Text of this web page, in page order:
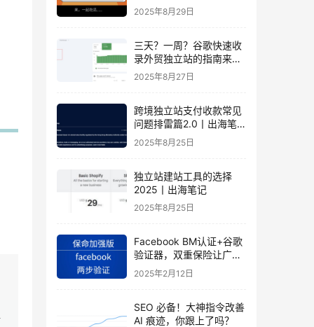
2025年8月29日
三天？一周？谷歌快速收
录外贸独立站的指南来
了！丨出海笔记
2025年8月27日
跨境独立站支付收款常见
问题排雷篇2.0丨出海笔
记
2025年8月25日
独立站建站工具的选择
2025丨出海笔记
2025年8月25日
Facebook BM认证+谷歌
验证器，双重保险让广告
投手账号稳如泰山
2025年2月12日
SEO 必备！大神指令改善
AI 痕迹，你跟上了吗？